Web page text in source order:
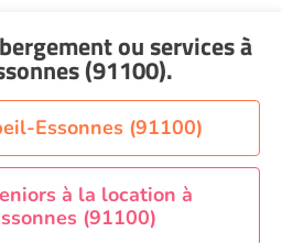
ou servicesà
(91100).
Essonnes (91100)
à la location à
(91100)